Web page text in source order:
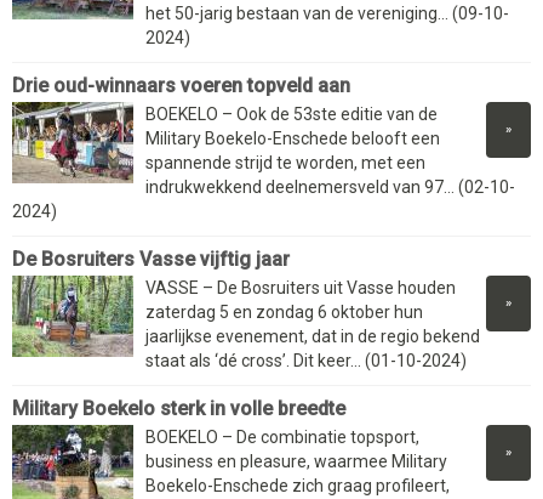
het 50-jarig bestaan van de vereniging... (09-10-
2024)
Drie oud-winnaars voeren topveld aan
»
BOEKELO – Ook de 53ste editie van de
Military Boekelo-Enschede belooft een
spannende strijd te worden, met een
indrukwekkend deelnemersveld van 97... (02-10-
2024)
De Bosruiters Vasse vijftig jaar
»
VASSE – De Bosruiters uit Vasse houden
zaterdag 5 en zondag 6 oktober hun
jaarlijkse evenement, dat in de regio bekend
staat als ‘dé cross’. Dit keer... (01-10-2024)
Military Boekelo sterk in volle breedte
»
BOEKELO – De combinatie topsport,
business en pleasure, waarmee Military
Boekelo-Enschede zich graag profileert,